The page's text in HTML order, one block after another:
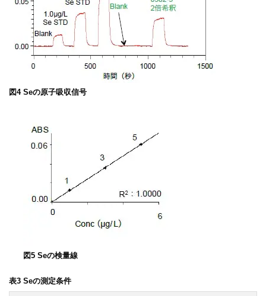
図4 Seの原子吸収信号
図5 Seの検量線
表3 Seの測定条件